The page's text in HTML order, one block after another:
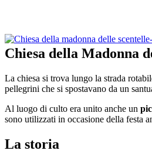
Chiesa della Madonna
La chiesa si trova lungo la strada
pellegrini che si spostavano da un
Al luogo di culto era unito anche un
sono utilizzati in occasione della festa
La storia